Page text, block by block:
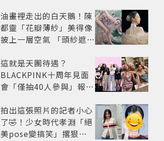
劇
油畫裡走出的白天鵝！陳
都靈「花瓣薄紗」美得像
披上一層空氣 「頭紗遮
太仙
這就是天團待遇？
BLACKPINK十周年見面
會「僅抽40人參與」報名
怒了😡
拍出這張照片的記者小心
了🤣！少女時代孝淵「絕
美pose變搞笑」撂狠